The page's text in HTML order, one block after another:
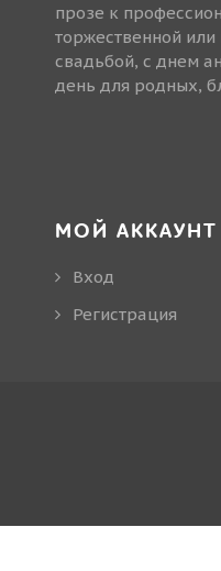
прозе к
торжественной
свадьбой, с днем
день для родных,
МОЙ АККАУНТ
Вход
Регистрация